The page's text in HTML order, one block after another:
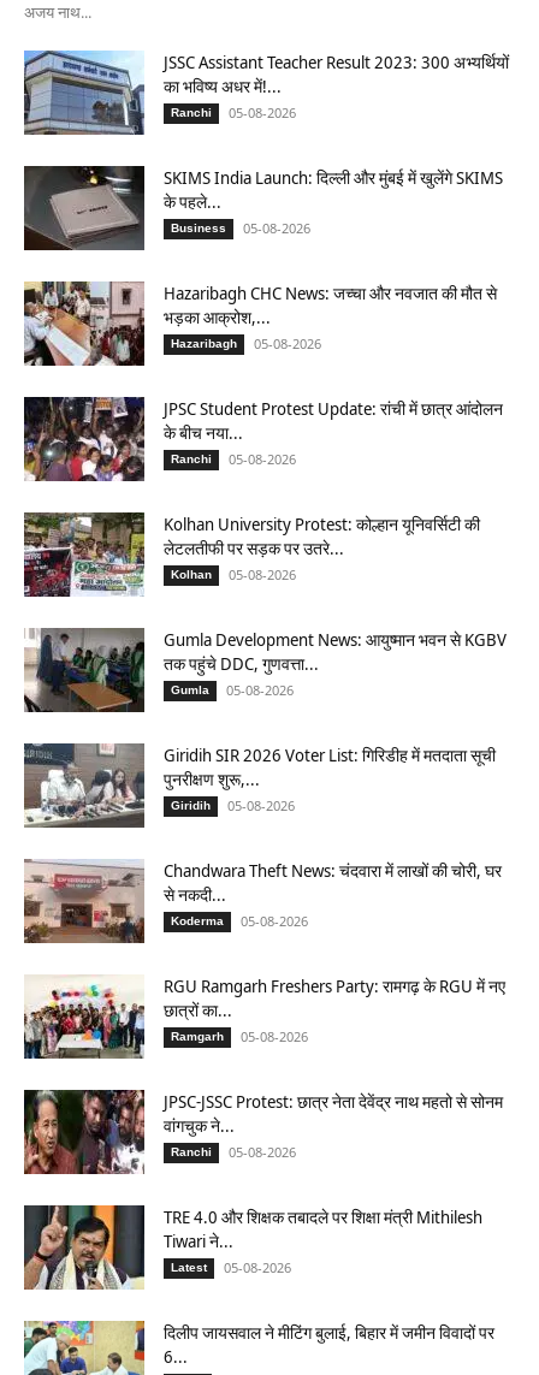
अजय नाथ...
JSSC Assistant Teacher Result 2023: 300 अभ्यर्थियों
का भविष्य अधर में!...
Ranchi 05-08-2026
SKIMS India Launch: दिल्ली और मुंबई में खुलेंगे SKIMS
के पहले...
Business 05-08-2026
Hazaribagh CHC News: जच्चा और नवजात की मौत से
भड़का आक्रोश,...
Hazaribagh 05-08-2026
JPSC Student Protest Update: रांची में छात्र आंदोलन
के बीच नया...
Ranchi 05-08-2026
Kolhan University Protest: कोल्हान यूनिवर्सिटी की
लेटलतीफी पर सड़क पर उतरे...
Kolhan 05-08-2026
Gumla Development News: आयुष्मान भवन से KGBV
तक पहुंचे DDC, गुणवत्ता...
Gumla 05-08-2026
Giridih SIR 2026 Voter List: गिरिडीह में मतदाता सूची
पुनरीक्षण शुरू,...
Giridih 05-08-2026
Chandwara Theft News: चंदवारा में लाखों की चोरी, घर
से नकदी...
Koderma 05-08-2026
RGU Ramgarh Freshers Party: रामगढ़ के RGU में नए
छात्रों का...
Ramgarh 05-08-2026
JPSC-JSSC Protest: छात्र नेता देवेंद्र नाथ महतो से सोनम
वांगचुक ने...
Ranchi 05-08-2026
TRE 4.0 और शिक्षक तबादले पर शिक्षा मंत्री Mithilesh
Tiwari ने...
Latest 05-08-2026
दिलीप जायसवाल ने मीटिंग बुलाई, बिहार में जमीन विवादों पर
6...